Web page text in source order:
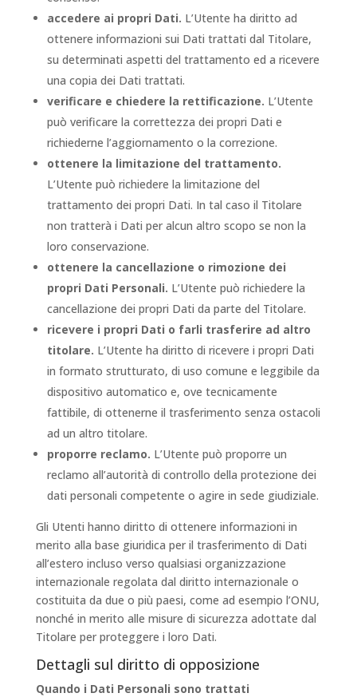
accedere ai propri Dati. L’Utente ha diritto ad
ottenere informazioni sui Dati trattati dal Titolare,
su determinati aspetti del trattamento ed a ricevere
una copia dei Dati trattati.
verificare e chiedere la rettificazione. L’Utente
può verificare la correttezza dei propri Dati e
richiederne l’aggiornamento o la correzione.
ottenere la limitazione del trattamento.
L’Utente può richiedere la limitazione del
trattamento dei propri Dati. In tal caso il Titolare
non tratterà i Dati per alcun altro scopo se non la
loro conservazione.
ottenere la cancellazione o rimozione dei
propri Dati Personali. L’Utente può richiedere la
cancellazione dei propri Dati da parte del Titolare.
ricevere i propri Dati o farli trasferire ad altro
titolare. L’Utente ha diritto di ricevere i propri Dati
in formato strutturato, di uso comune e leggibile da
dispositivo automatico e, ove tecnicamente
fattibile, di ottenerne il trasferimento senza ostacoli
ad un altro titolare.
proporre reclamo. L’Utente può proporre un
reclamo all’autorità di controllo della protezione dei
dati personali competente o agire in sede giudiziale.
Gli Utenti hanno diritto di ottenere informazioni in
merito alla base giuridica per il trasferimento di Dati
all’estero incluso verso qualsiasi organizzazione
internazionale regolata dal diritto internazionale o
costituita da due o più paesi, come ad esempio l’ONU,
nonché in merito alle misure di sicurezza adottate dal
Titolare per proteggere i loro Dati.
Dettagli sul diritto di opposizione
Quando i Dati Personali sono trattati